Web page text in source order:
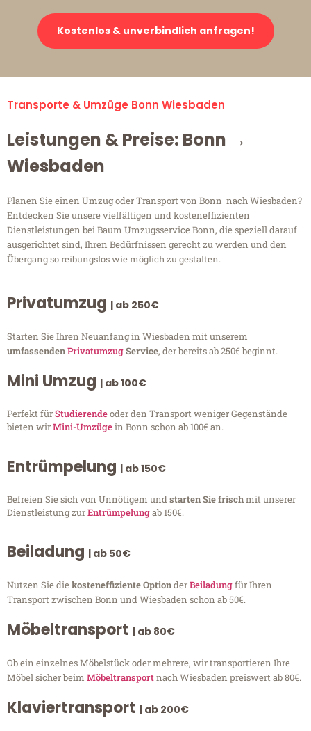
Kostenlos & unverbindlich anfragen!
Transporte & Umzüge Bonn Wiesbaden
Leistungen & Preise: Bonn →
Wiesbaden
Planen Sie einen Umzug oder Transport von Bonn nach Wiesbaden?
Entdecken Sie unsere vielfältigen und kosteneffizienten
Dienstleistungen bei Baum Umzugsservice Bonn, die speziell darauf
ausgerichtet sind, Ihren Bedürfnissen gerecht zu werden und den
Übergang so reibungslos wie möglich zu gestalten.
Privatumzug | ab 250€
Starten Sie Ihren Neuanfang in Wiesbaden mit unserem
umfassendenPrivatumzugService, der bereits ab 250€ beginnt.
Mini Umzug | ab 100€
Perfekt fürStudierendeoder den Transport weniger Gegenstände
bieten wirMini-Umzügein Bonn schon ab 100€ an.
Entrümpelung | ab 150€
Befreien Sie sich von Unnötigem undstarten Sie frischmit unserer
Dienstleistung zurEntrümpelungab 150€.
Beiladung | ab 50€
Nutzen Sie diekosteneffiziente OptionderBeiladungfür Ihren
Transport zwischen Bonn und Wiesbaden schon ab 50€.
Möbeltransport | ab 80€
Ob ein einzelnes Möbelstück oder mehrere, wir transportieren Ihre
Möbel sicher beim Möbeltransportnach Wiesbaden preiswert ab 80€.
Klaviertransport | ab 200€